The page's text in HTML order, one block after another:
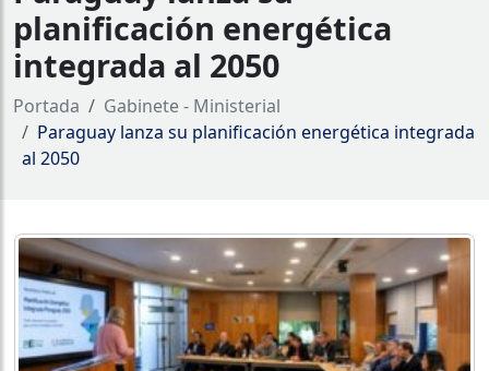
planificación energética
integrada al 2050
Portada
Gabinete - Ministerial
Paraguay lanza su planificación energética integrada
al 2050